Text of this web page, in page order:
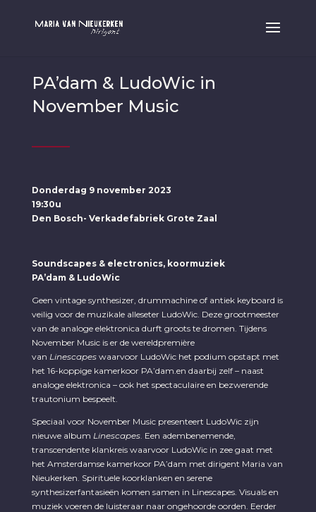
PA’dam & LudoWic in
November Music
Donderdag 9 november 2023
19:30u
Den Bosch- Verkadefabriek Grote Zaal
Soundscapes & electronics, koormuziek
PA’dam & LudoWic
Geen vintage synthesizer, drummachine of antiek keyboard is
veilig voor de muzikale alleseter LudoWic. Deze grootmeester
van de analoge elektronica durft groots te dromen. Tijdens
November Music is er de wereldpremière
van Linescapeswaarvoor LudoWic het podium opstapt met
het 16-koppige kamerkoor PA’dam.en daarbij zelf – naast
analoge elektronica – ook het spectaculaire en bezwerende
trautonium bespeelt.
Speciaal voor November Music presenteert LudoWic zijn
nieuwe album Linescapes. Een adembenemende,
transcendente klankreis waarvoor LudoWic in zee gaat met
het Amsterdamse kamerkoor PA’dam met dirigent Maria van
Nieukerken. Spirituele koorklanken en serene
synthesizerfantasieën komen samen in Linescapes. Visuals en
muziek voeren de luisteraar naar ongehoorde oorden. Eerder